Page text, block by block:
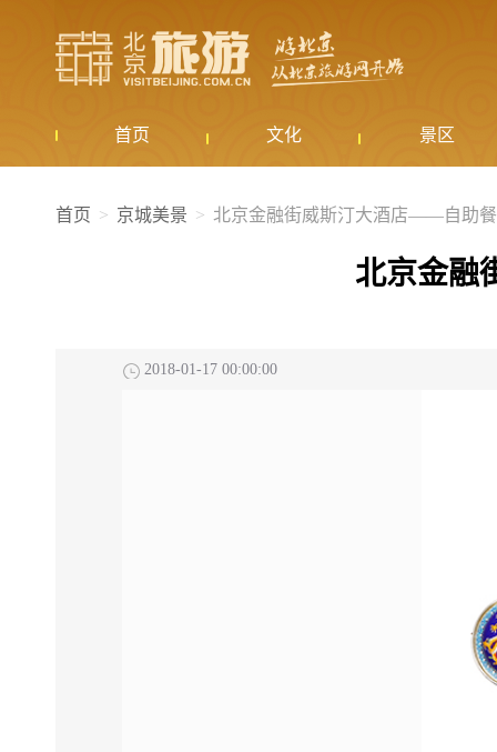
首页 文化 景区
首页 京城美景 北京金融街威斯汀大酒店——自助
北京金融
2018-01-17 00:00:00